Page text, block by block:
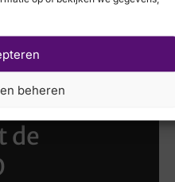
beheren
de